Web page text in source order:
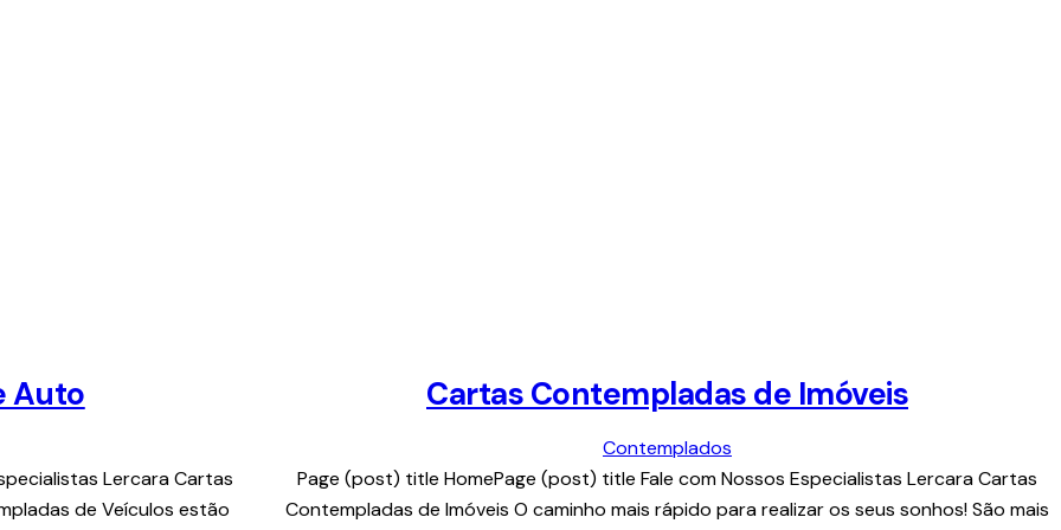
Auto
Lercara Cartas
de Veículos estão
Cartas Contempladas de Imóveis
Contemplados
Page (post) title HomePage (post) title Fale com Nossos Especialistas Lercara Cartas
Contempladas de Imóveis O caminho mais rápido para realizar os seus sonhos! São mais